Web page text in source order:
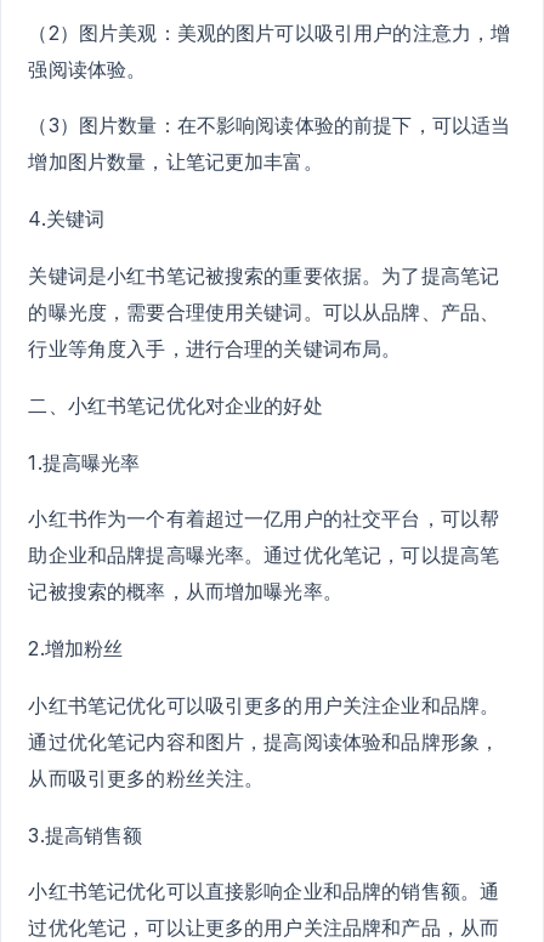
（2）图片美观：美观的图片可以吸引用户的注意力，增
强阅读体验。
（3）图片数量：在不影响阅读体验的前提下，可以适当
增加图片数量，让笔记更加丰富。
4.关键词
关键词是小红书笔记被搜索的重要依据。为了提高笔记
的曝光度，需要合理使用关键词。可以从品牌、产品、
行业等角度入手，进行合理的关键词布局。
二、小红书笔记优化对企业的好处
1.提高曝光率
小红书作为一个有着超过一亿用户的社交平台，可以帮
助企业和品牌提高曝光率。通过优化笔记，可以提高笔
记被搜索的概率，从而增加曝光率。
2.增加粉丝
小红书笔记优化可以吸引更多的用户关注企业和品牌。
通过优化笔记内容和图片，提高阅读体验和品牌形象，
从而吸引更多的粉丝关注。
3.提高销售额
小红书笔记优化可以直接影响企业和品牌的销售额。通
过优化笔记，可以让更多的用户关注品牌和产品，从而